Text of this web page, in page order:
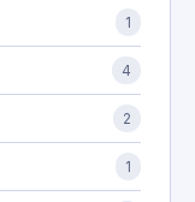
1
4
2
1